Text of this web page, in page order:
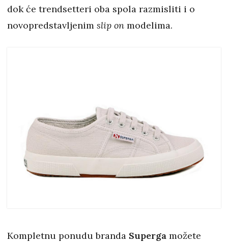
dok će trendsetteri oba spola razmisliti i o
novopredstavljenim slip on modelima.
Kompletnu ponudu branda Superga možete